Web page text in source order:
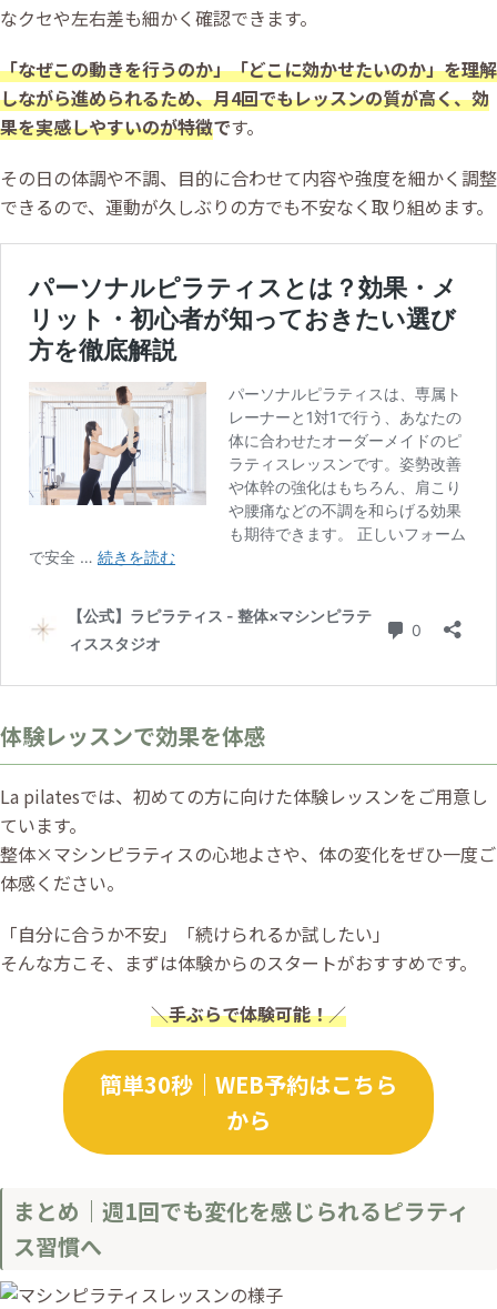
なクセや左右差も細かく確認できます。
「なぜこの動きを行うのか」「どこに効かせたいのか」を理解
しながら進められるため、月4回でもレッスンの質が高く、効
果を実感しやすいのが特徴です。
その日の体調や不調、目的に合わせて内容や強度を細かく調整
できるので、運動が久しぶりの方でも不安なく取り組めます。
体験レッスンで効果を体感
La pilatesでは、初めての方に向けた体験レッスンをご用意し
ています。
整体×マシンピラティスの心地よさや、体の変化をぜひ一度ご
体感ください。
「自分に合うか不安」「続けられるか試したい」
そんな方こそ、まずは体験からのスタートがおすすめです。
＼手ぶらで体験可能！／
簡単30秒｜WEB予約はこちら
から
まとめ｜週1回でも変化を感じられるピラティ
ス習慣へ